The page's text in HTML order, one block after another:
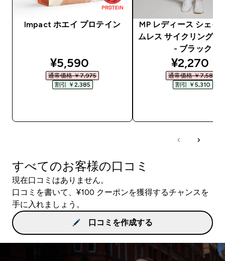
Impact ホエイ プロテイン
discounted price
¥5,590‎
通常価格 ￥7,975‎
割引 ￥2,385‎
MP レディース シェイ
ムレス サイクリング
- ブラック
¥2,270‎
通常価格 ￥7,580‎
割引 ￥5,310‎
すべてのお客様の口コミ
現在口コミはありません。
口コミを書いて、¥100 クーポンを獲得するチャンスを
手に入れましょう。
口コミを作成する